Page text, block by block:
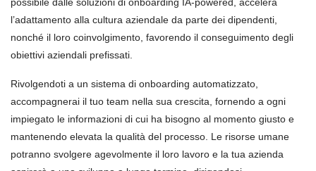
l’adattamento alla cultura aziendale da parte dei dipendenti,
nonché il loro coinvolgimento, favorendo il conseguimento degli
obiettivi aziendali prefissati.
Rivolgendoti a un sistema di onboarding automatizzato,
accompagnerai il tuo team nella sua crescita, fornendo a ogni
impiegato le informazioni di cui ha bisogno al momento giusto e
mantenendo elevata la qualità del processo. Le risorse umane
potranno svolgere agevolmente il loro lavoro e la tua azienda